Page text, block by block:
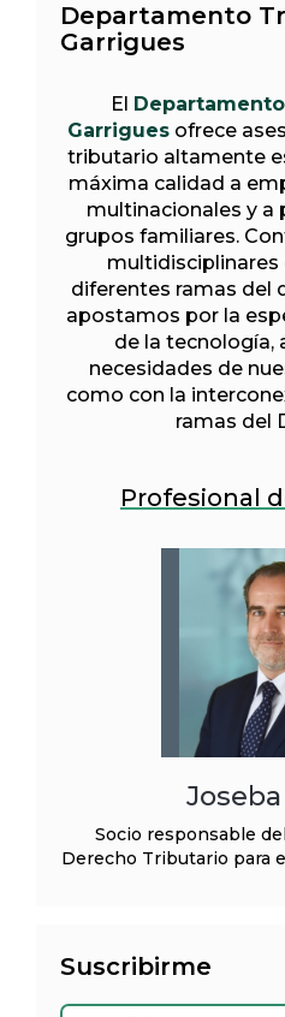
Departamento
Garrigues
El
Garriguesofrece
tributario altamente
máxima calidad a
multinacionales y a
grupos familiares.
multidisciplinares
diferentes ramas del
apostamos por la
de la tecnología,
necesidades de
como con la
ramas del
Profesional
Socio responsable
Derecho Tributario para
Suscribirme